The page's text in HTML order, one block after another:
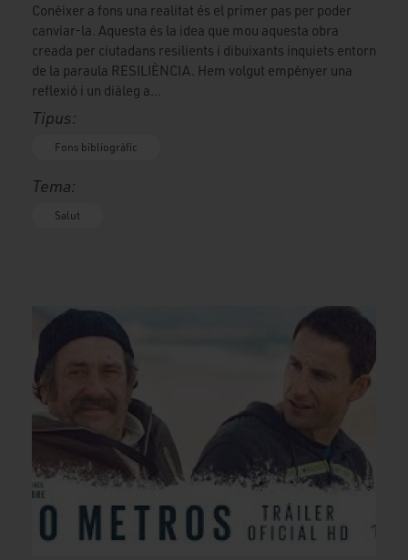
Conèixer a fons una realitat és el primer pas per poder
canviar-la. Aquesta és la idea que mou aquesta obra
creada per ciutadans resilients i dibuixants inquiets entorn
de la paraula RESILIÈNCIA. Hem volgut empènyer una
reflexió i un diàleg a...
Tipus:
Fons bibliogràfic
Tema:
Salut